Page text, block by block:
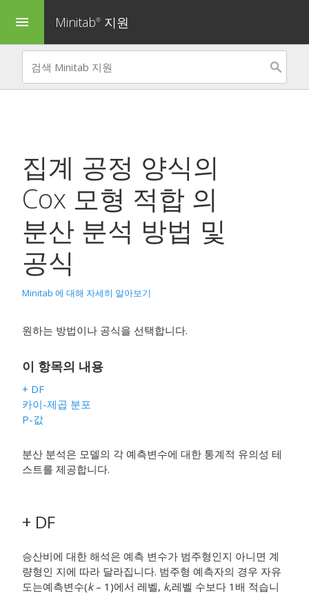
menu Minitab® 지원
집계 공정 양식의
Cox 모형 적합 의
분산 분석 방법 및
공식
Minitab 에 대해 자세히 알아보기
원하는 방법이나 공식을 선택합니다.
이 항목의 내용
+ DF
카이-제곱 분포
P-값
분산 분석은 모델의 각 예측변수에 대한 통계적 유의성 테
스트를 제공합니다.
+ DF
승산비에 대한 해석은 예측 변수가 범주형인지 아니면 계
량형인 지에 따라 달라집니다. 범주형 예측자의 경우 자유
도는예측변수(k– 1)에서 레벨, k,레벨 수보다 1배 적습니